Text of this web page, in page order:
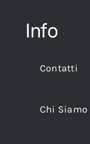
Info
Contatti
Chi Siamo